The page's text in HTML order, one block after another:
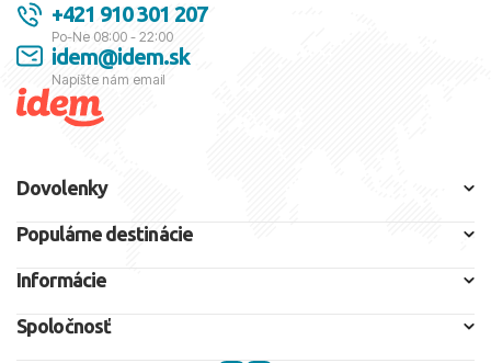
+421 910 301 207
Po-Ne 08:00 - 22:00
idem@idem.sk
Napíšte nám email
Dovolenky
Populárne destinácie
Informácie
Spoločnosť